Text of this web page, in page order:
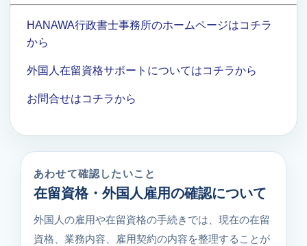
HANAWA行政書士事務所のホームページはコチラ
から
外国人在留資格サポートについてはコチラから
お問合せはコチラから
あわせて確認したいこと
在留資格・外国人雇用の確認について
外国人の雇用や在留資格の手続きでは、現在の在留
資格、業務内容、雇用契約の内容を整理することが